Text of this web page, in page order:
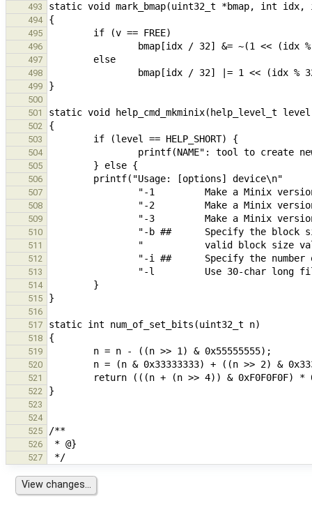
493
494
495
496
497
498
499
500
501
502
503
504
505
506
507
508
509
510
511
512
513
514
515
516
517
518
519
520
521
522
523
524
525
526
527